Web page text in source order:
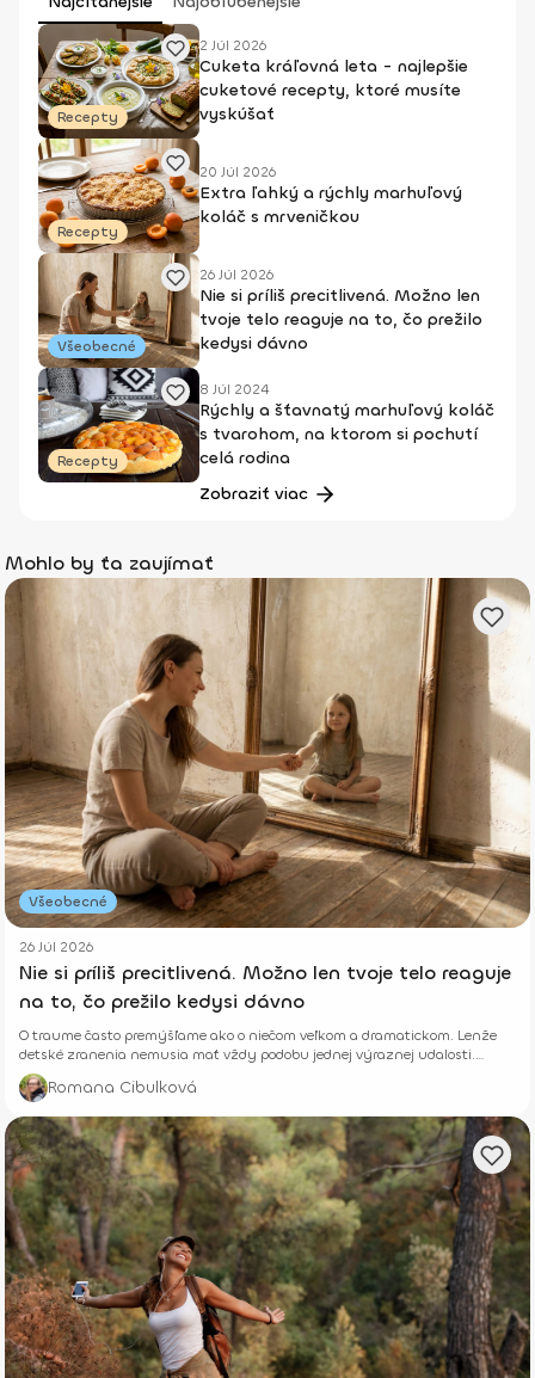
Recepty
2 Júl 2026
Cuketa kráľovná leta - najlepšie
cuketové recepty, ktoré musíte
vyskúšať
Recepty
20 Júl 2026
Extra ľahký a rýchly marhuľový
koláč s mrveničkou
Všeobecné
26 Júl 2026
Nie si príliš precitlivená. Možno len
tvoje telo reaguje na to, čo prežilo
kedysi dávno
Recepty
8 Júl 2024
Rýchly a šťavnatý marhuľový koláč
s tvarohom, na ktorom si pochutí
celá rodina
Zobraziť viac
Mohlo by ťa zaujímať
Všeobecné
26 Júl 2026
Nie si príliš precitlivená. Možno len tvoje telo reaguje
na to, čo prežilo kedysi dávno
O traume často premýšľame ako o niečom veľkom a dramatickom. Lenže
detské zranenia nemusia mať vždy podobu jednej výraznej udalosti.
Niekedy rastú potichu.
Romana Cibulková